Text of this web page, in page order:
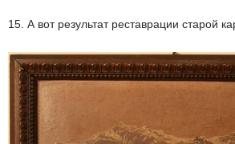
15. А вот результат реставрации старой